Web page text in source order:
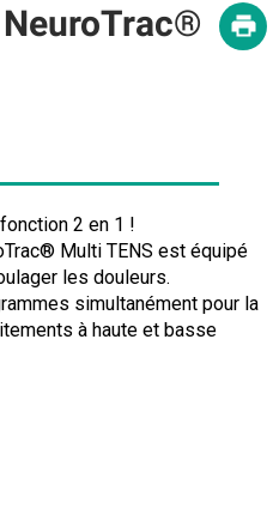
2 en 1 !
Multi TENS est équipé
les douleurs.
simultanément pour la
à haute et basse